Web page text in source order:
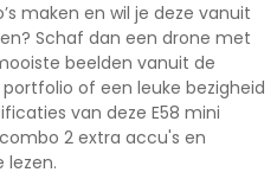
maken en wil je deze vanuit
Schaf dan een drone met
beelden vanuit de
of een leuke bezigheid
van deze E58 mini
2 extra accu's en
lezen.